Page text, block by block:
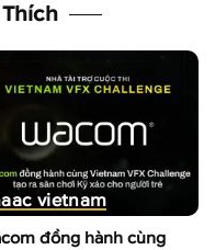
vietnam
đồng hành cùng